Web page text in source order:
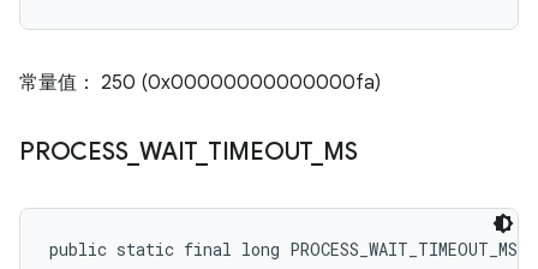
常量值： 250 (0x00000000000000fa)
PROCESS_ WAIT_ TIMEOUT_ MS
public static final long PROCESS_WAIT_TIMEOUT_MS